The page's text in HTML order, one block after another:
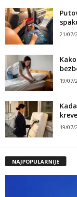
21/07/
19/07/
19/07/
NAJPOPULARNIJE